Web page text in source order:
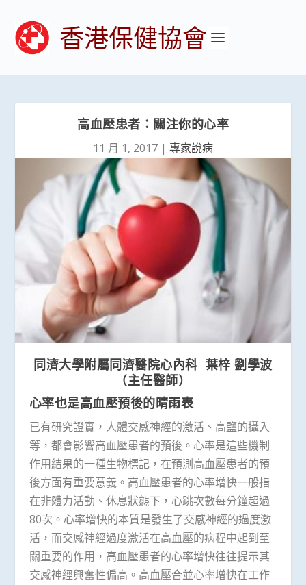
香港保健協會
高血壓患者：關注你的心率
11 月 1, 2017 | 專家說病
同濟大學附屬同濟醫院心內科 葉梓 劉學波
（主任醫師）
心率也是高血壓預後的晴雨表
已有研究證實，人體交感神經的激活、高鹽的攝入
等，都會影響高血壓患者的預後。心率是這些機制
作用結果的一種生物標記，在預測高血壓患者的預
後方面有重要意義。高血壓患者的心率增快一般指
在非體力活動、休息狀態下，心跳次數每分鐘超過
80次。心率增快的本質是發生了交感神經的過度激
活，而交感神經過度激活在高血壓的病程中起到至
關重要的作用，高血壓患者的心率增快往往提示其
交感神經興奮性偏高。高血壓合並心率增快在工作